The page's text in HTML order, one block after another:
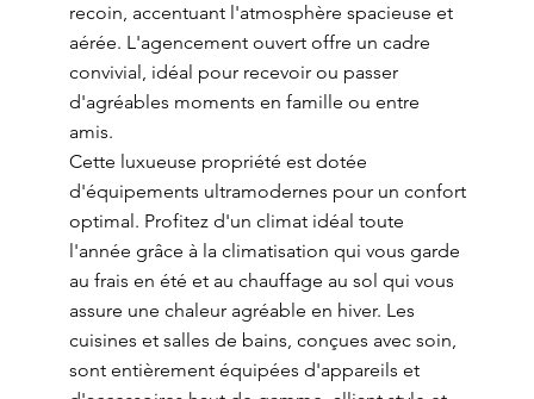
recoin, accentuant l'atmosphère spacieuse et
aérée. L'agencement ouvert offre un cadre
convivial, idéal pour recevoir ou passer
d'agréables moments en famille ou entre
amis.
Cette luxueuse propriété est dotée
d'équipements ultramodernes pour un confort
optimal. Profitez d'un climat idéal toute
l'année grâce à la climatisation qui vous garde
au frais en été et au chauffage au sol qui vous
assure une chaleur agréable en hiver. Les
cuisines et salles de bains, conçues avec soin,
sont entièrement équipées d'appareils et